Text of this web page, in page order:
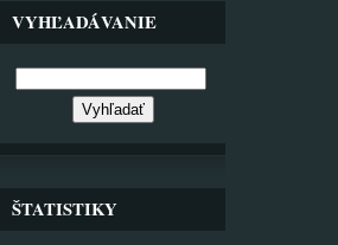
VYHĽADÁVANIE
ŠTATISTIKY